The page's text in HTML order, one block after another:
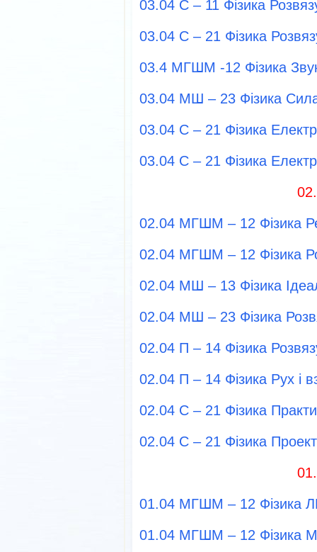
03.04 С – 11 Фізика
03.04 С – 21 Фізика
03.4 МГШМ -12 Фізика
03.04 МШ – 23 Фізика
03.04 С – 21 Фізика
03.04 С – 21 Фізика
02.04 МГШМ – 12 Фізика
02.04 МГШМ – 12 Фізика
02.04 МШ – 13 Фізика
02.04 МШ – 23 Фізика
02.04 П – 14 Фізика
02.04 П – 14 Фізика Рух і
02.04 С – 21 Фізика
02.04 С – 21 Фізика
01.04 МГШМ – 12 Фізика
01.04 МГШМ – 12 Фізика